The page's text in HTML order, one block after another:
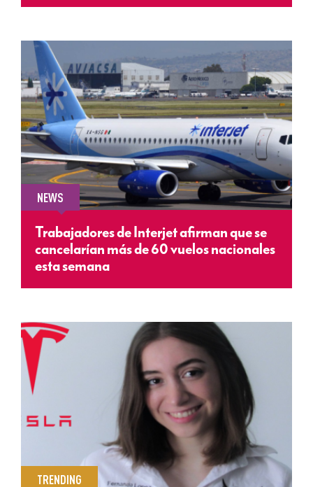
NEWS
Trabajadores de Interjet afirman que se
cancelarían más de 60 vuelos nacionales
esta semana
TRENDING